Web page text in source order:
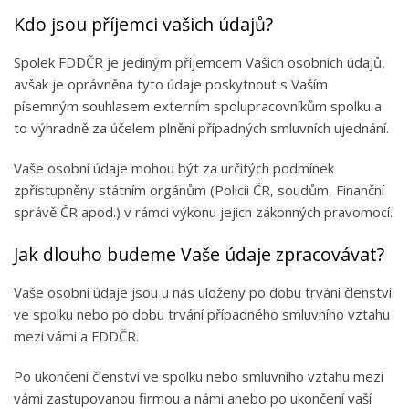
Kdo jsou příjemci vašich údajů?
Spolek FDDČR je jediným příjemcem Vašich osobních údajů,
avšak je oprávněna tyto údaje poskytnout s Vaším
písemným souhlasem externím spolupracovníkům spolku a
to výhradně za účelem plnění případných smluvních ujednání.
Vaše osobní údaje mohou být za určitých podmínek
zpřístupněny státním orgánům (Policii ČR, soudům, Finanční
správě ČR apod.) v rámci výkonu jejich zákonných pravomocí.
Jak dlouho budeme Vaše údaje zpracovávat?
Vaše osobní údaje jsou u nás uloženy po dobu trvání členství
ve spolku nebo po dobu trvání případného smluvního vztahu
mezi vámi a FDDČR.
Po ukončení členství ve spolku nebo smluvního vztahu mezi
vámi zastupovanou firmou a námi anebo po ukončení vaší